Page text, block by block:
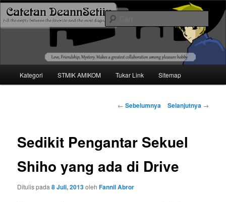
Catetan DS
Mari bermimpi dan ciptakan kehendak
Langsung
utama
Kategori STMIK AMIKOM Tukar Link Sitemap
Navigasi
← Sebelumnya Selanjutnya →
Sedikit Pengantar Sekuel
Shiho yang ada di Drive
Ditulis pada8 Juli, 2013olehFannil Abror